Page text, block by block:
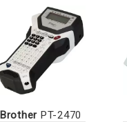
Brother PT-2470